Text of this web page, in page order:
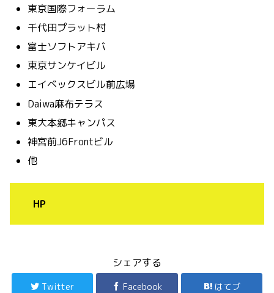
東京国際フォーラム
千代田プラット村
富士ソフトアキバ
東京サンケイビル
エイベックスビル前広場
Daiwa麻布テラス
東大本郷キャンパス
神宮前J6Frontビル
他
HP
シェアする
Twitter Facebook はてブ